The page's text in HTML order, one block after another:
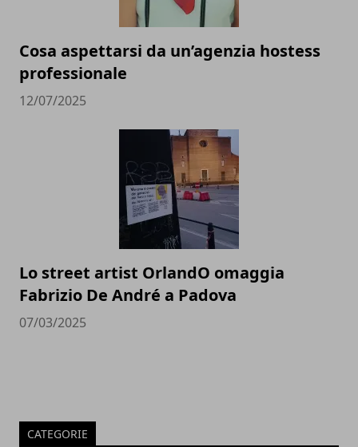
Cosa aspettarsi da un’agenzia hostess
professionale
12/07/2025
Lo street artist OrlandO omaggia
Fabrizio De André a Padova
07/03/2025
CATEGORIE